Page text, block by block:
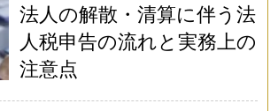
法人の解散・清算に伴う法
人税申告の流れと実務上の
注意点